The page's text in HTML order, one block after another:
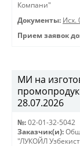
Компани"
Документы: Исх.
Прием заявок
МИ на
28.07.2026
№: 02-01-32-5042
Заказчик(и):
"ЛУКОЙЛ